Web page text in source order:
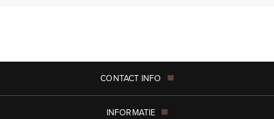
CONTACT INFO
INFORMATIE